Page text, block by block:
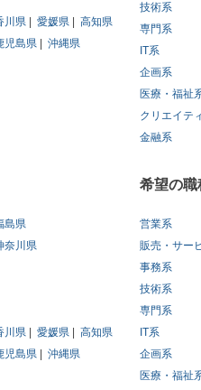
川県 愛媛県
高知県
児島県
沖縄県
技術系
専門系
IT系
企画系
医療・福祉
クリエイテ
金融系
島県
奈川県
川県 愛媛県
高知県
児島県
沖縄県
希望の職
営業系
販売・サー
事務系
技術系
専門系
IT系
企画系
医療・福祉